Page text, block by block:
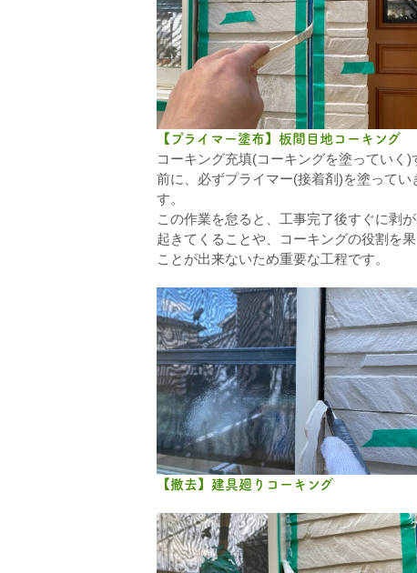
【プライマー塗布】板間目地コーキング
コーキング充填(コーキングを塗っていく)
前に、必ずプライマー(接着剤)を塗ってい
す。
この作業を怠ると、工事完了後すぐに剥
起きてくることや、コーキングの役割を
ことが出来ないため重要な工程です。
【撤去】建具廻りコーキング